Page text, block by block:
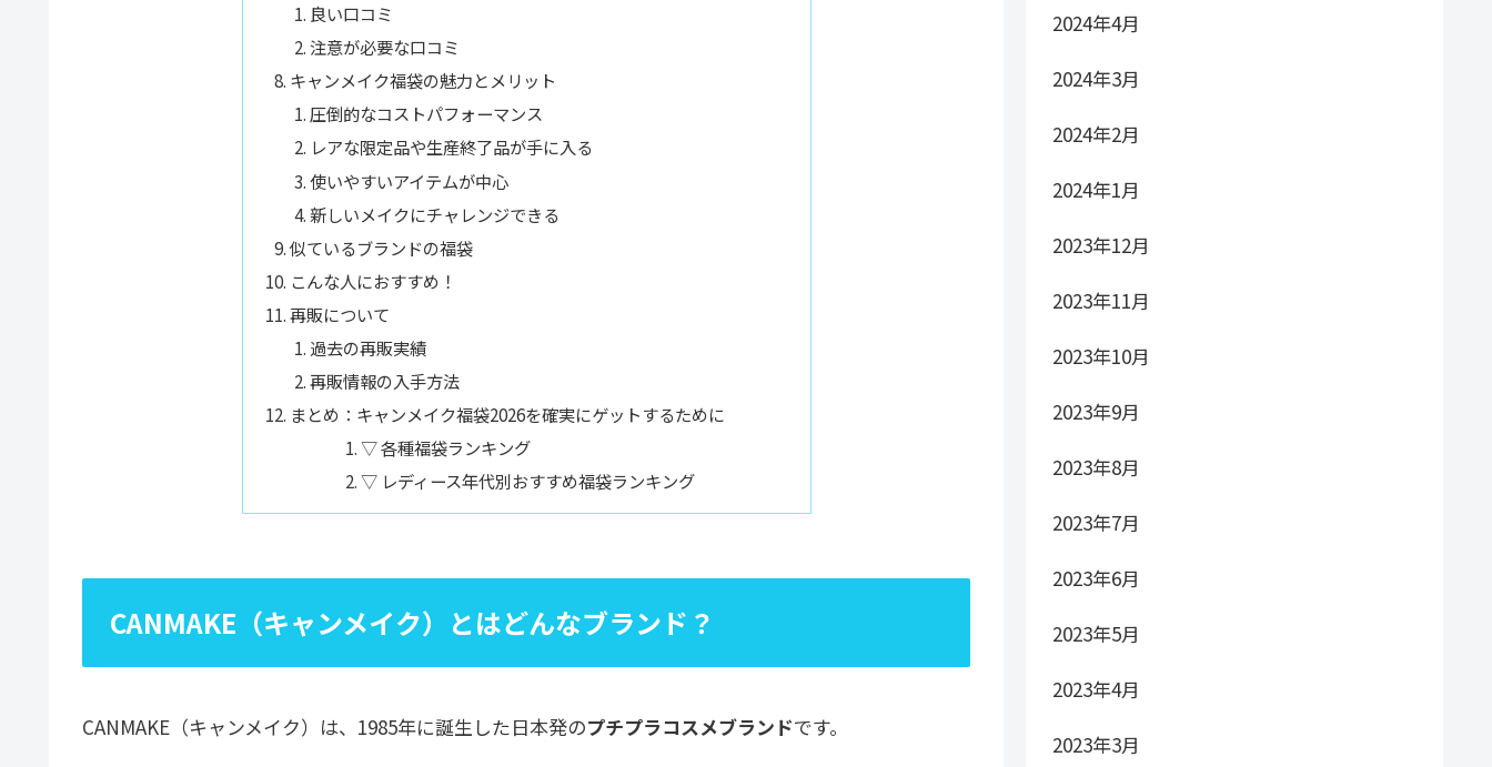
良い口コミ
注意が必要な口コミ
キャンメイク福袋の魅力とメリット
圧倒的なコストパフォーマンス
レアな限定品や生産終了品が手に入る
使いやすいアイテムが中心
新しいメイクにチャレンジできる
似ているブランドの福袋
こんな人におすすめ！
再販について
過去の再販実績
再販情報の入手方法
まとめ：キャンメイク福袋2026を確実にゲットするために
▽ 各種福袋ランキング
▽ レディース年代別おすすめ福袋ランキング
CANMAKE（キャンメイク）とはどんなブランド？
CANMAKE（キャンメイク）は、1985年に誕生した日本発のプチプラコスメブランドです。
2024年4月
2024年3月
2024年2月
2024年1月
2023年12月
2023年11月
2023年10月
2023年9月
2023年8月
2023年7月
2023年6月
2023年5月
2023年4月
2023年3月